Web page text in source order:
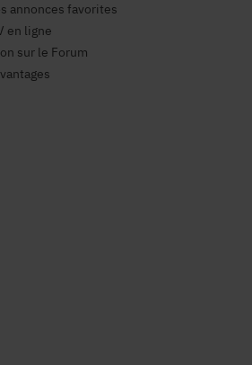
annonces favorites
en ligne
sur le Forum